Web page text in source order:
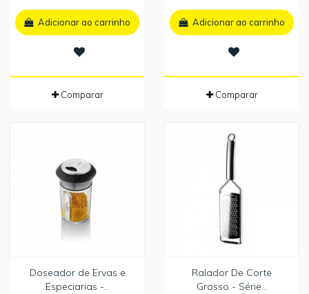
Adicionar ao carrinho
Comparar
Adicionar ao carrinho
Comparar
Doseador de Ervas e
Especiarias -...
Ralador De Corte
Grosso - Série...